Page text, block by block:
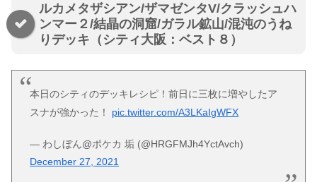
ルカメタザシアン/ザマゼンタV/クラッシュハ
ンマー２/結晶の洞窟/ガラル鉱山/混沌のうね
りデッキ（シティ大阪：ベスト８）
本日のシティのデッキレシピ！前日に三枚に増やしたア
スナが強かった！ pic.twitter.com/A3LKaIgWFX
— わしぼん@ポケカ 垢 (@HRGFMJh4YctAvch)
December 27, 2021